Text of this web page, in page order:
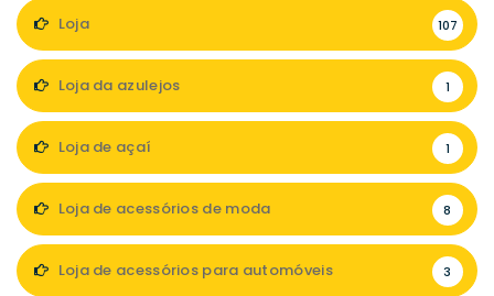
Loja 107
Loja da azulejos 1
Loja de açaí 1
Loja de acessórios de moda 8
Loja de acessórios para automóveis 3